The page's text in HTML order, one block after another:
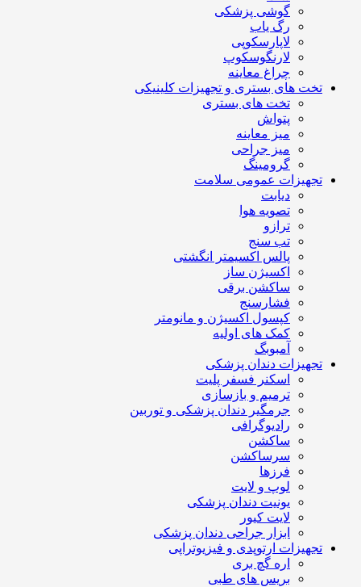
گوشی پزشکی
رگ یاب
لاپارسکوپی
لارنگوسکوپ
چراغ معاینه
تخت های بستری و تجهیزات کلینیکی
تخت های بستری
پتواش
میز معاینه
میز جراحی
گرومینگ
تجهیزات عمومی سلامت
دیابت
تصویه هوا
ترازو
تب سنج
پالس اکسیمتر انگشتی
اکسیژن ساز
ساکشن برقی
فشارسنج
کپسول اکسیژن و مانومتر
کمک های اولیه
آمبوبگ
تجهیزات دندان پزشکی
اسکنر فسفر پلیت
ترمیم و بازسازی
جرمگیر دندان پزشکی و توربین
رادیوگرافی
ساکشن
سرساکشن
فرزها
لوپ و لایت
یونیت دندان پزشکی
لایت کیور
ابزار جراحی دندان پزشکی
تجهیزات ارتوپدی و فیزیوتراپی
اره گچ بری
بریس های طبی